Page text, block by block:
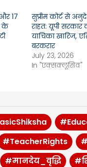
17
के
सुप्रीम कोर्ट से
राहत: यूपी सरकार
याचिका खारिज,
बरकरार
July 23, 2026
In "एक्सक्लूसिव"
#TeacherRights
#मानदेय_वृद्धि